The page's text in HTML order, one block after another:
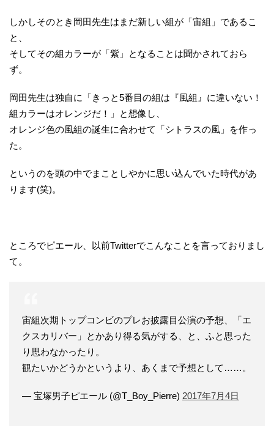
しかしそのとき岡田先生はまだ新しい組が「宙組」であるこ
と、
そしてその組カラーが「紫」となることは聞かされておら
ず。
岡田先生は独自に「きっと5番目の組は『風組』に違いない！
組カラーはオレンジだ！」と想像し、
オレンジ色の風組の誕生に合わせて「シトラスの風」を作っ
た。
というのを頭の中でまことしやかに思い込んでいた時代があ
ります(笑)。
ところでピエール、以前Twitterでこんなことを言っておりまし
て。
宙組次期トップコンビのプレお披露目公演の予想、「エ
クスカリバー」とかあり得る気がする、と、ふと思った
り思わなかったり。
観たいかどうかというより、あくまで予想として……。
— 宝塚男子ピエール (@T_Boy_Pierre) 2017年7月4日